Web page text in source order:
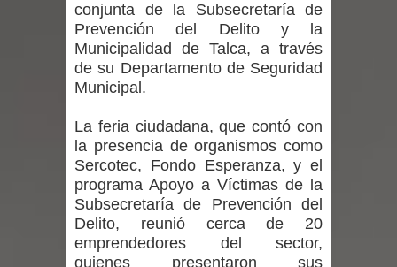
Renuncia del seremi Minvu en el
Maule golpea al Gobierno en medio de
denuncias por viviendas sociales en
Talca
Diputado Jorge Guzmán rechaza
proyecto de interconexión eléctrica
en la alta cordillera del Maule por su
conjunta de la Subsecretaría de
Prevención del Delito y la
Municipalidad de Talca, a través
de su Departamento de Seguridad
Municipal.
La feria ciudadana, que contó con
la presencia de organismos como
Sercotec, Fondo Esperanza, y el
programa Apoyo a Víctimas de la
Subsecretaría de Prevención del
Delito, reunió cerca de 20
emprendedores del sector,
quienes presentaron sus